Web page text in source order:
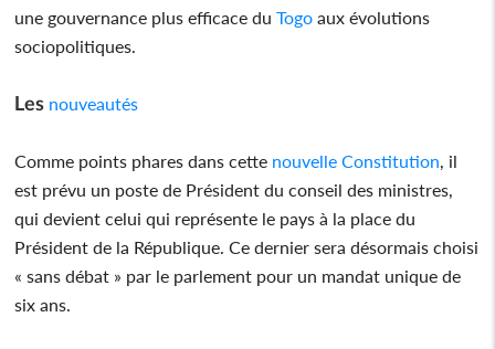
une gouvernance plus efficace duTogo aux évolutions
sociopolitiques.
Les nouveautés
Comme points phares dans cette nouvelle Constitution , il
est prévu un poste de Président du conseil des ministres,
qui devient celui qui représente le pays à la place du
Président de la République. Ce dernier sera désormais choisi
« sans débat » par le parlement pour un mandat unique de
six ans.